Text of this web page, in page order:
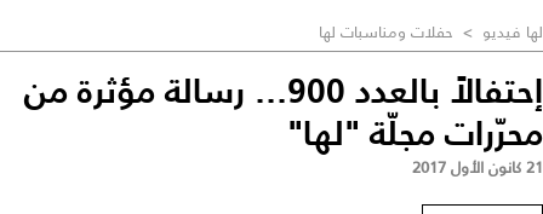
لها فيديو > حفلات ومناسبات لها
إحتفالاً بالعدد 900... رسالة مؤثرة من
محرّرات مجلّة "لها"
21 كانون الأول 2017